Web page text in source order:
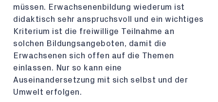
müssen. Erwachsenenbildung wiederum ist
didaktisch sehr anspruchsvoll und ein wichtiges
Kriterium ist die freiwillige Teilnahme an
solchen Bildungsangeboten, damit die
Erwachsenen sich offen auf die Themen
einlassen. Nur so kann eine
Auseinandersetzung mit sich selbst und der
Umwelt erfolgen.